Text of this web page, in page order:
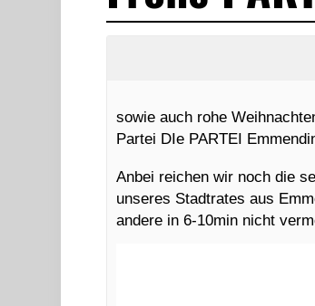
sowie auch rohe
Partei DIe PARTEI
Anbei reichen wir noch die
unseres Stadtrates aus
andere in 6-10min nicht